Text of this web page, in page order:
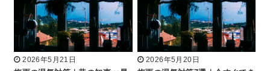
2026年5月21日
2026年5月20日